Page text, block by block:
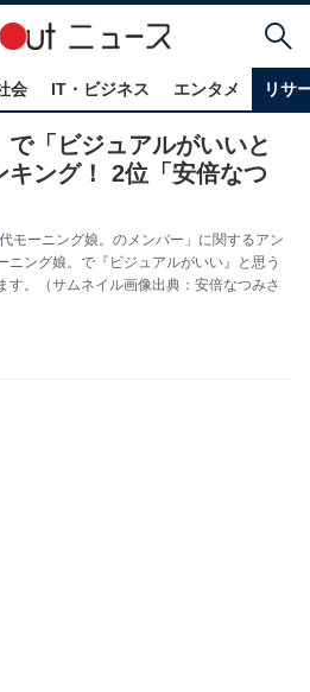
会 IT・ビジネス エンタメ リサ
「ビジュアルがいいと
キング！ 2位「安倍なつ
モーニング娘。のメンバー」に関するアン
ニング娘。で『ビジュアルがいい』と思う
す。（サムネイル画像出典：安倍なつみさ